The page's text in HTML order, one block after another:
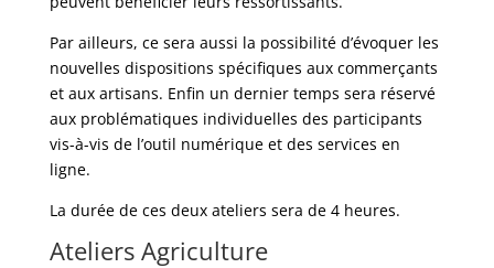
Par ailleurs, ce sera aussi la possibilité d’évoquer les
nouvelles dispositions spécifiques aux commerçants
et aux artisans. Enfin un dernier temps sera réservé
aux problématiques individuelles des participants
vis-à-vis de l’outil numérique et des services en
ligne.
La durée de ces deux ateliers sera de 4 heures.
Ateliers Agriculture